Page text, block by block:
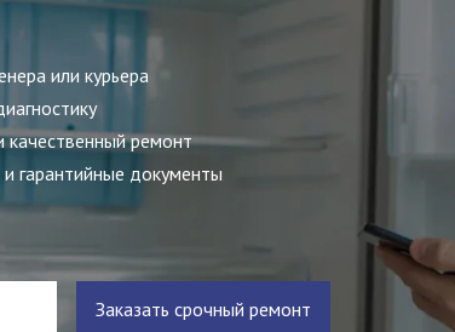
или курьера
ремонт
гарантийные документы
Заказать срочный ремонт